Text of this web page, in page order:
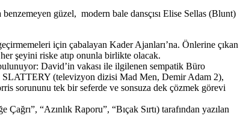
güzel, modern bale dansçısı Elise Sellas (Blunt)
için çabalayan Kader Ajanları’na. Önlerine çıkan
şeyini riske atıp onunla birlikte olacak.
David’in vakası ile ilgilenen sempatik Büro
(televizyon dizisi Mad Men, Demir Adam 2),
sorununu tek bir seferde ve sonsuza dek çözmek görevi
“Azınlık Raporu”, “Bıçak Sırtı) tarafından yazılan